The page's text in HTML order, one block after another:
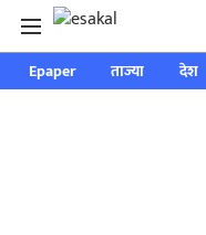
Epaper ताज्या देश